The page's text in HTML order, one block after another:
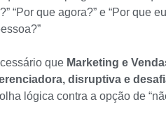
“Por que agora?” e “Por que
que Marketing e
disruptiva e
lógica contra a opção de